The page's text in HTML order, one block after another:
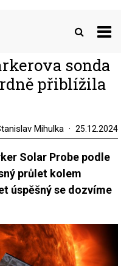
sonda
přiblížila
Mihulka 25.12.2024
Solar Probe podle
průlet kolem
úspěšný se dozvíme